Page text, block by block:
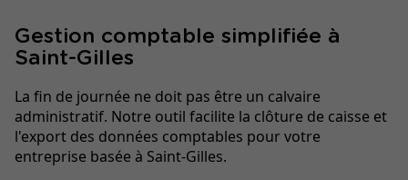
Gestion comptable simplifiée à
Saint-Gilles
La fin de journée ne doit pas être un calvaire
administratif. Notre outil facilite la clôture de caisse et
l'export des données comptables pour votre
entreprise basée à Saint-Gilles.